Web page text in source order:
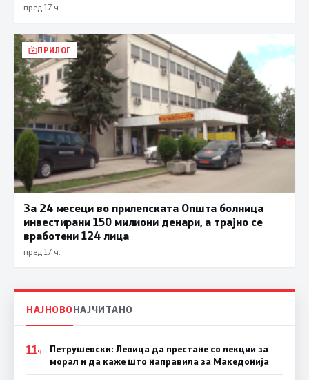
пред 17 ч.
ПРИЛОГ
За 24 месеци во прилепската Општа болница
инвестирани 150 милиони денари, а трајно се
вработени 124 лица
пред 17 ч.
НАЈНОВОНАЈЧИТАНО
11Ч
Петрушевски: Левица да престане со лекции за
морал и да каже што направила за Македонија